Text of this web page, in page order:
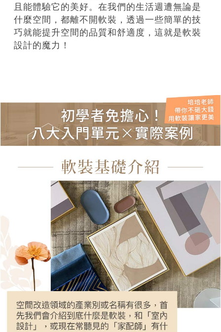
且能體驗它的美好。在我們的生活週遭無論是
什麼空間，都離不開軟裝，透過一些簡單的技
巧就能提升空間的品質和舒適度，這就是軟裝
設計的魔力！